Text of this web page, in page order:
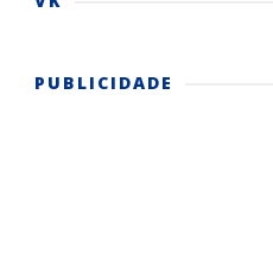
PUBLICIDADE